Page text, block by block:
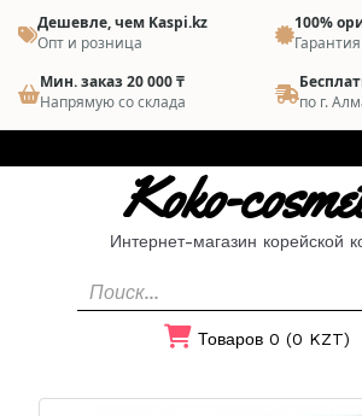
Дешевле, чем Kaspi.kz
Опт и розница
100%
Мин. заказ 20 000 ₸
Напрямую со склада
по г.
Koko-
Интернет-магазин корейской
Товаров 0 (0 KZT)